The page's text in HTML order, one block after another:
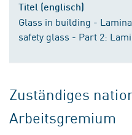
Titel (englisch)
Glass in building -
safety glass - Part 2:
Zuständiges
Arbeitsgremium